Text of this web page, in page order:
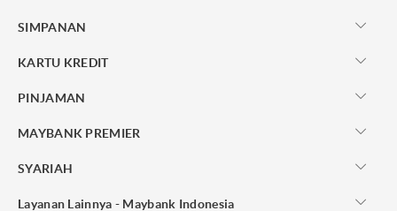
SIMPANAN
KARTU KREDIT
PINJAMAN
MAYBANK PREMIER
SYARIAH
Layanan Lainnya - Maybank Indonesia